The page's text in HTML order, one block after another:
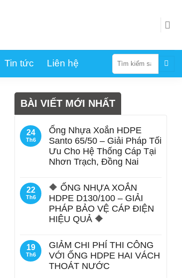
Tin tức Liên hệ
Tìm
kiếm:
BÀI VIẾT MỚI NHẤT
24
Th6
Ống Nhựa Xoắn HDPE
Santo 65/50 – Giải Pháp Tối
Ưu Cho Hệ Thống Cáp Tại
Nhơn Trạch, Đồng Nai
22
Th6
🔶 ỐNG NHỰA XOẮN
HDPE D130/100 – GIẢI
PHÁP BẢO VỆ CÁP ĐIỆN
HIỆU QUẢ 🔶
19
Th6
GIẢM CHI PHÍ THI CÔNG
VỚI ỐNG HDPE HAI VÁCH
THOÁT NƯỚC